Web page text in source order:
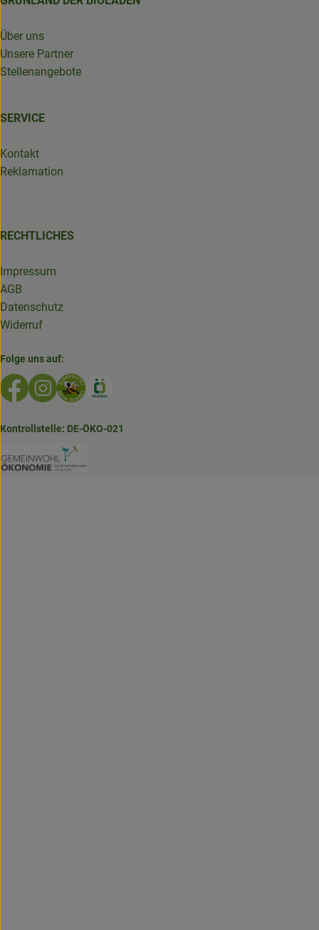
Über uns
Unsere Partner
Stellenangebote
SERVICE
Kontakt
Reklamation
RECHTLICHES
Impressum
AGB
Datenschutz
Widerruf
Folge uns auf:
Externer Link zu https://www.facebook.com/
Externer Link zu https://www.instagram.com/
Externer Link zu https://www.bioladen-
Kontrollstelle: DE-ÖKO-021